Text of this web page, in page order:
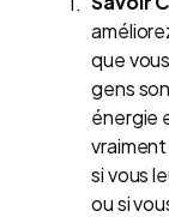
que
gens
énergie
si vous
ou si